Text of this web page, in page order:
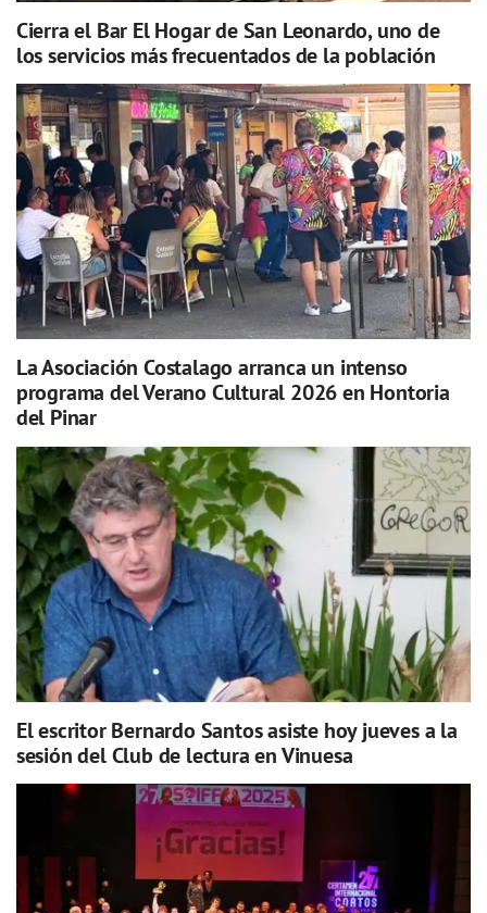
Cierra el Bar El Hogar de San Leonardo, uno de
los servicios más frecuentados de la población
La Asociación Costalago arranca un intenso
programa del Verano Cultural 2026 en Hontoria
del Pinar
El escritor Bernardo Santos asiste hoy jueves a la
sesión del Club de lectura en Vinuesa